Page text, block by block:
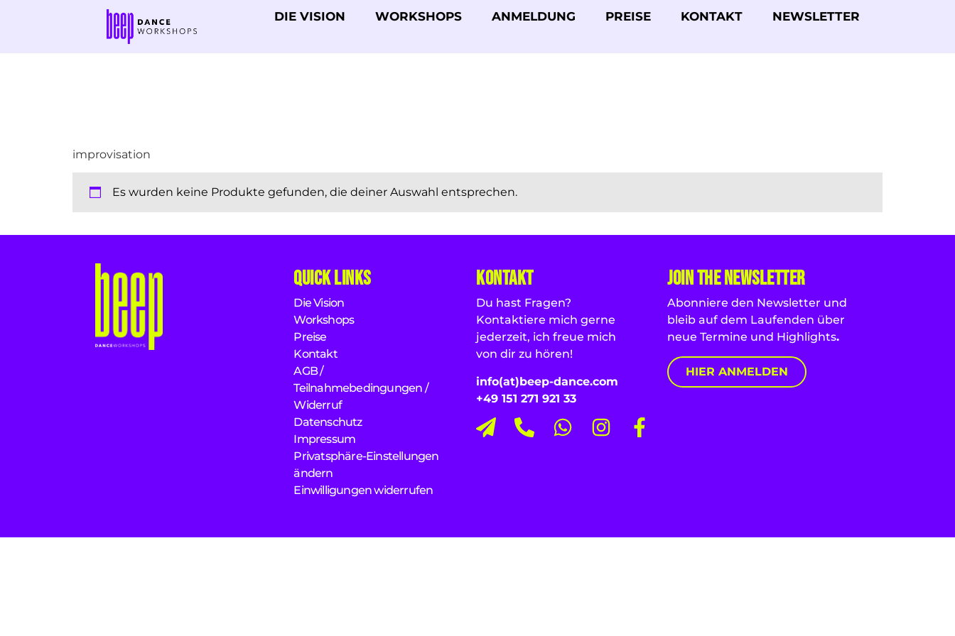
DIE VISION WORKSHOPS ANMELDUNG PREISE KONTAKT NEWSLETTER
improvisation
Es wurden keine Produkte gefunden, die deiner Auswahl entsprechen.
Quick Links
Die Vision
Workshops
Preise
Kontakt
AGB /
Teilnahmebedingungen /
Widerruf
Datenschutz
Impressum
Privatsphäre-Einstellungen
ändern
Einwilligungen widerrufen
Kontakt
Du hast Fragen?
Kontaktiere mich gerne
jederzeit, ich freue mich
von dir zu hören!
info(at)beep-dance.com
+49 151 271 921 33
JOIN The Newsletter
Abonniere den Newsletter und
bleib auf dem Laufenden über
neue Termine und Highlights.
HIER ANMELDEN